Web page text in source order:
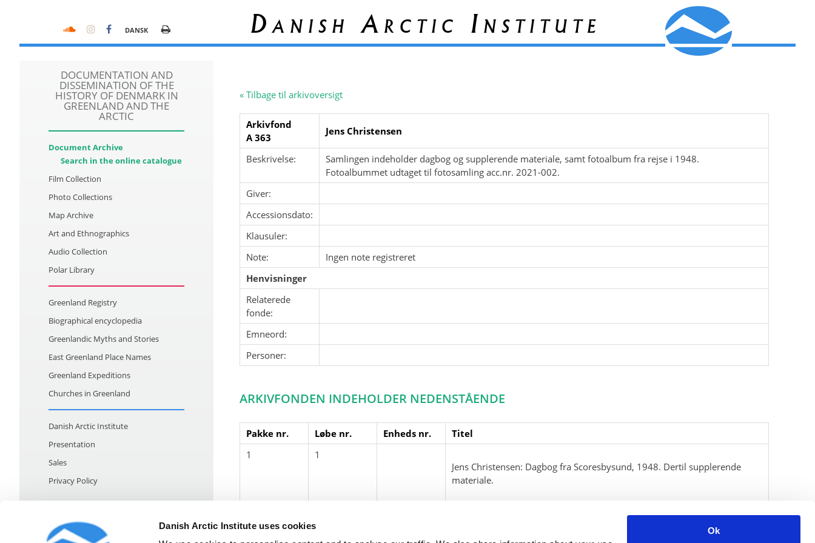
Danish Arctic Institute uses cookies
Ok
DANSK
DOCUMENTATION AND
DISSEMINATION OF THE
HISTORY OF DENMARK IN
GREENLAND AND THE
ARCTIC
Document Archive
Search in the online catalogue
Film Collection
Photo Collections
Map Archive
Art and Ethnographics
Audio Collection
Polar Library
Greenland Registry
Biographical encyclopedia
Greenlandic Myths and Stories
East Greenland Place Names
Greenland Expeditions
Churches in Greenland
Danish Arctic Institute
Presentation
Sales
Privacy Policy
Danish Arctic Institute
« Tilbage til arkivoversigt
Arkivfond
A 363
Jens Christensen
Beskrivelse:
Samlingen indeholder dagbog og supplerende materiale, samt fotoalbum fra rejse i 1948.
Fotoalbummet udtaget til fotosamling acc.nr. 2021-002.
Giver:
Accessionsdato:
Klausuler:
Note:
Ingen note registreret
Henvisninger
Relaterede
fonde:
Emneord:
Personer:
ARKIVFONDEN INDEHOLDER NEDENSTÅENDE
Pakke nr. Løbe nr. Enheds nr.
Titel
1
1
Jens Christensen: Dagbog fra Scoresbysund, 1948. Dertil supplerende
materiale.